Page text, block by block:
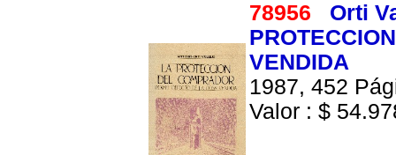
78956 Orti
VENDIDA
1987, 452
Valor : $